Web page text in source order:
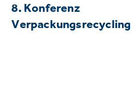
8. Konferenz
Verpackungsrecycling